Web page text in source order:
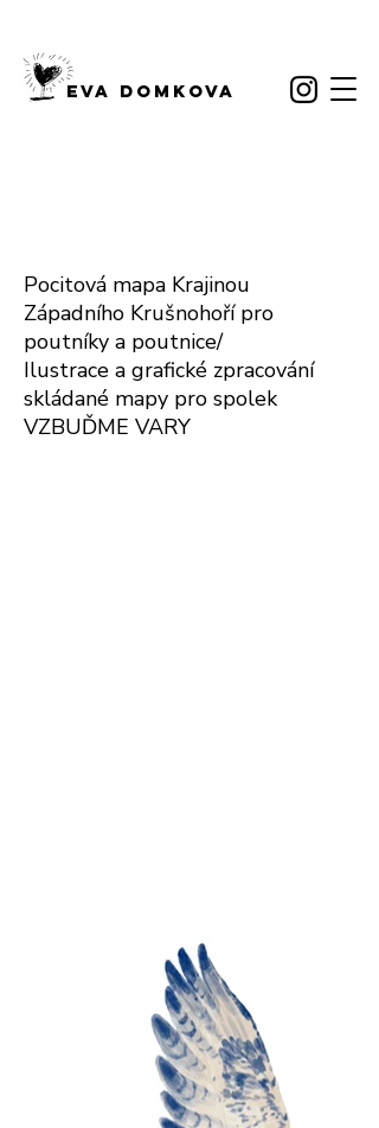
EVA DOMKOVA
Pocitová mapa Krajinou
Západního Krušnohoří pro
poutníky a poutnice/
Ilustrace a grafické zpracování
skládané mapy pro spolek
VZBUĎME VARY